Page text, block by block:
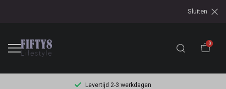
Sluiten
0
Levertijd 2-3 werkdagen